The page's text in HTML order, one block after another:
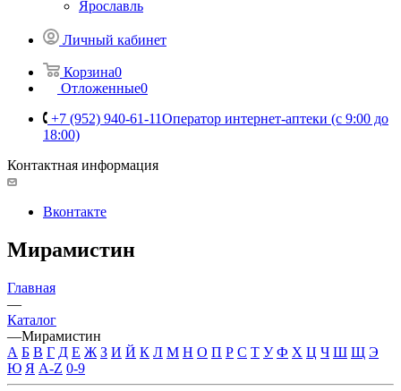
Ярославль
Личный кабинет
Корзина0
Отложенные0
+7 (952) 940-61-11Оператор интернет-аптеки (с 9:00 до
18:00)
Контактная информация
Вконтакте
Мирамистин
Главная
—
Каталог
—Мирамистин
А Б В Г Д Е Ж З И Й К Л М Н О П Р С Т У Ф Х Ц Ч Ш Щ Э
Ю Я A-Z 0-9